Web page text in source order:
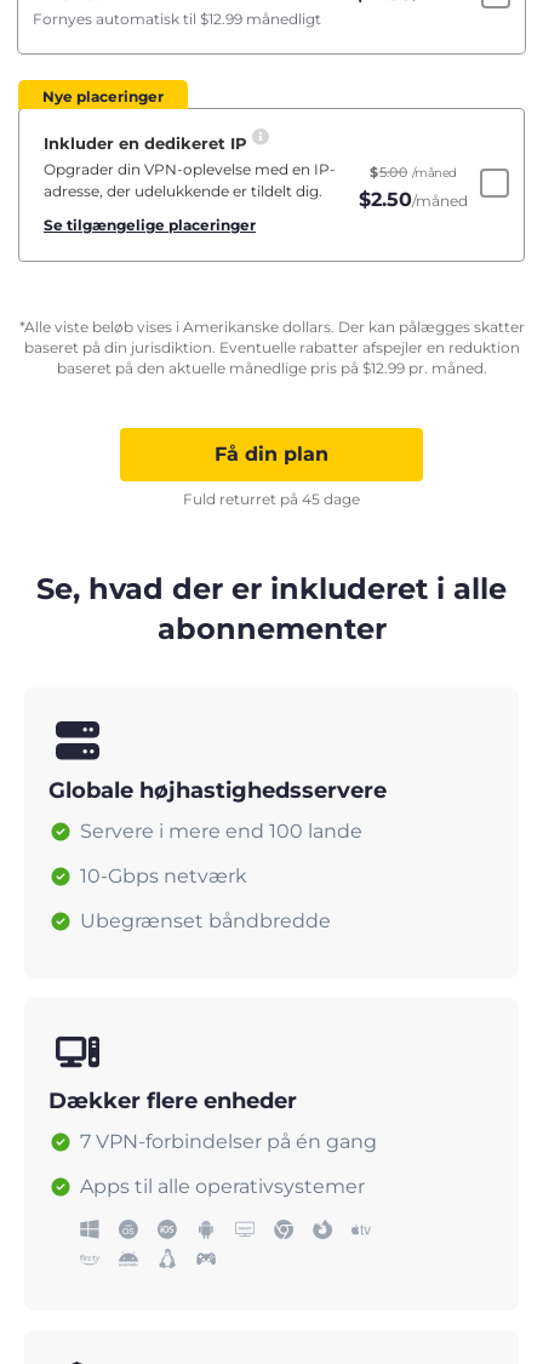
Fornyes automatisk til $12.99 månedligt
Nye placeringer
Inkluder en dedikeret IP
Opgrader din VPN-oplevelse med en IP-
adresse, der udelukkende er tildelt dig.
Se tilgængelige placeringer
$5.00 /måned
$2.50/måned
*Alle viste beløb vises i Amerikanske dollars. Der kan pålægges skatter
baseret på din jurisdiktion. Eventuelle rabatter afspejler en reduktion
baseret på den aktuelle månedlige pris på $12.99pr. måned.
Få din plan
Fuld returret på 45 dage
Se, hvad der er inkluderet i alle
abonnementer
Globale højhastighedsservere
Servere i mere end 100 lande
10-Gbps netværk
Ubegrænset båndbredde
Dækker flere enheder
7 VPN-forbindelser på én gang
Apps til alle operativsystemer